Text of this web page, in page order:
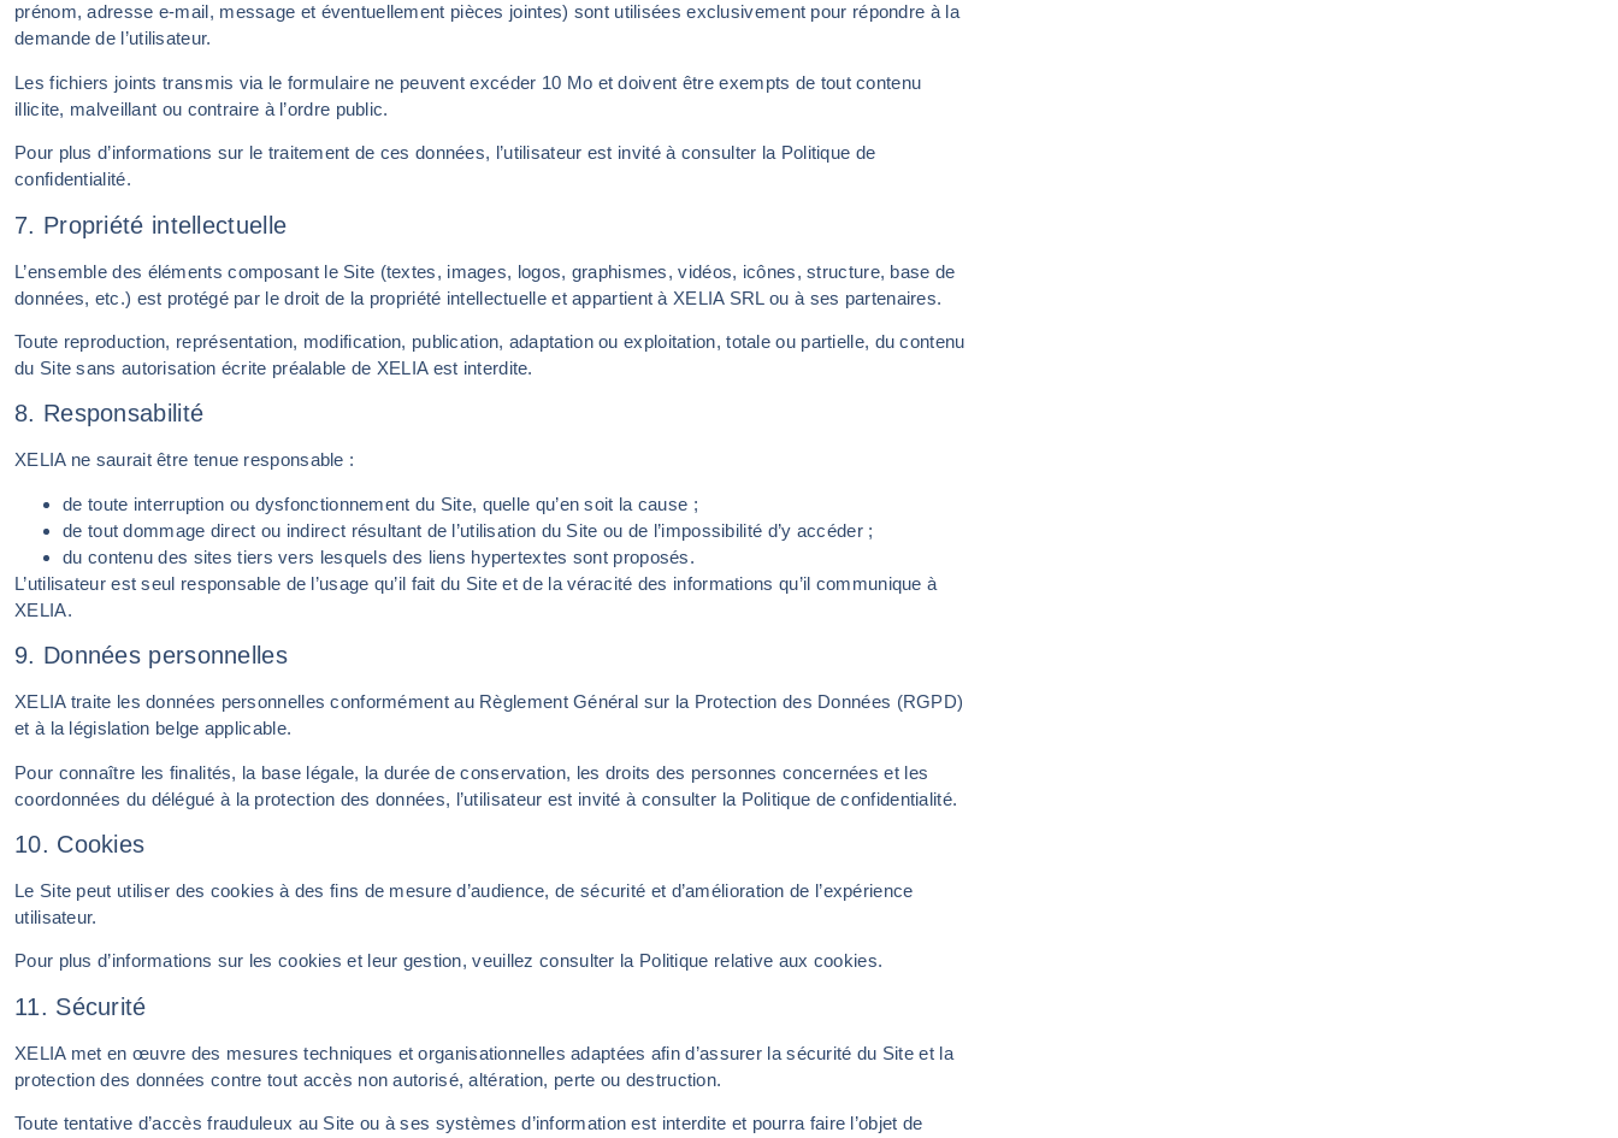
prénom, adresse e-mail, message et éventuellement pièces jointes) sont utilisées exclusivement pour répondre à la
demande de l’utilisateur.
Les fichiers joints transmis via le formulaire ne peuvent excéder 10 Mo et doivent être exempts de tout contenu
illicite, malveillant ou contraire à l’ordre public.
Pour plus d’informations sur le traitement de ces données, l’utilisateur est invité à consulter la Politique de
confidentialité.
7. Propriété intellectuelle
L’ensemble des éléments composant le Site (textes, images, logos, graphismes, vidéos, icônes, structure, base de
données, etc.) est protégé par le droit de la propriété intellectuelle et appartient à XELIA SRL ou à ses partenaires.
Toute reproduction, représentation, modification, publication, adaptation ou exploitation, totale ou partielle, du contenu
du Site sans autorisation écrite préalable de XELIA est interdite.
8. Responsabilité
XELIA ne saurait être tenue responsable :
de toute interruption ou dysfonctionnement du Site, quelle qu’en soit la cause ;
de tout dommage direct ou indirect résultant de l’utilisation du Site ou de l’impossibilité d’y accéder ;
du contenu des sites tiers vers lesquels des liens hypertextes sont proposés.
L’utilisateur est seul responsable de l’usage qu’il fait du Site et de la véracité des informations qu’il communique à
XELIA.
9. Données personnelles
XELIA traite les données personnelles conformément au Règlement Général sur la Protection des Données (RGPD)
et à la législation belge applicable.
Pour connaître les finalités, la base légale, la durée de conservation, les droits des personnes concernées et les
coordonnées du délégué à la protection des données, l’utilisateur est invité à consulter la Politique de confidentialité.
10. Cookies
Le Site peut utiliser des cookies à des fins de mesure d’audience, de sécurité et d’amélioration de l’expérience
utilisateur.
Pour plus d’informations sur les cookies et leur gestion, veuillez consulter la Politique relative aux cookies.
11. Sécurité
XELIA met en œuvre des mesures techniques et organisationnelles adaptées afin d’assurer la sécurité du Site et la
protection des données contre tout accès non autorisé, altération, perte ou destruction.
Toute tentative d’accès frauduleux au Site ou à ses systèmes d’information est interdite et pourra faire l’objet de